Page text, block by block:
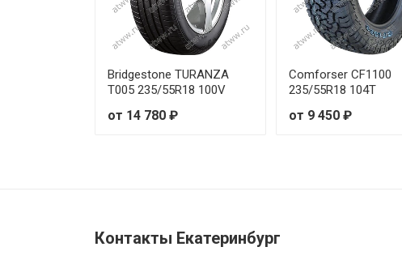
Bridgestone TURANZA
T005 235/55R18 100V
от 14 780 ₽
Comforser CF1100
235/55R18 104T
от 9 450 ₽
Контакты Екатеринбург